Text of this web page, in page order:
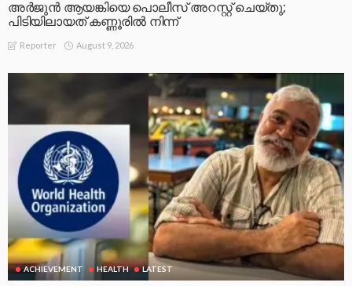
അർജുൻ ആയങ്കിയെ പൊലീസ് അറസ്റ്റ് ചെയ്‌തു;
പിടിയിലായത് കണ്ണൂരിൽ നിന്ന്
Reporter August 9, 2026
ACHIEVEMENT HEALTH LATEST